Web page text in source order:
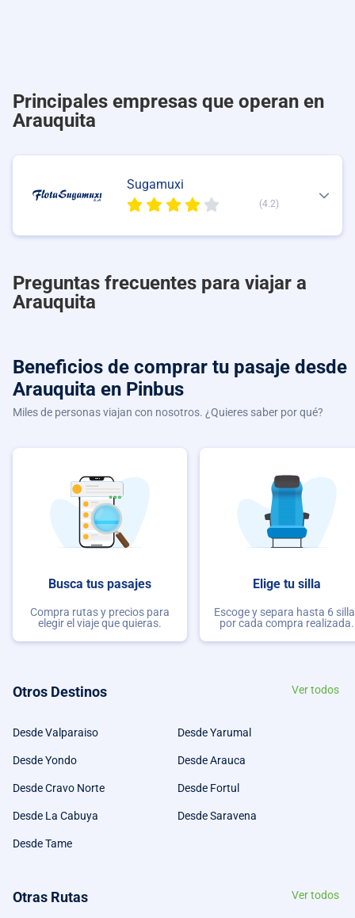
Principales empresas que operan en
Arauquita
Sugamuxi
(4.2)
Preguntas frecuentes para viajar a
Arauquita
Beneficios de comprar tu pasaje desde
Arauquita en Pinbus
Miles de personas viajan con nosotros. ¿Quieres saber por qué?
Busca tus pasajes
Compra rutas y precios para
elegir el viaje que quieras.
Elige tu silla
Escoge y separa hasta 6
por cada compra realizada.
Otros Destinos Ver todos
Desde Valparaiso Desde Yarumal
Desde Yondo Desde Arauca
Desde Cravo Norte Desde Fortul
Desde La Cabuya Desde Saravena
Desde Tame
Otras Rutas Ver todos